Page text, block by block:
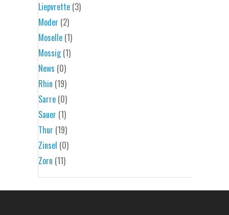
Liepvrette (3)
Moder (2)
Moselle (1)
Mossig(1)
News (0)
Rhin (19)
Sarre (0)
Sauer (1)
Thur (19)
Zinsel (0)
Zorn (11)